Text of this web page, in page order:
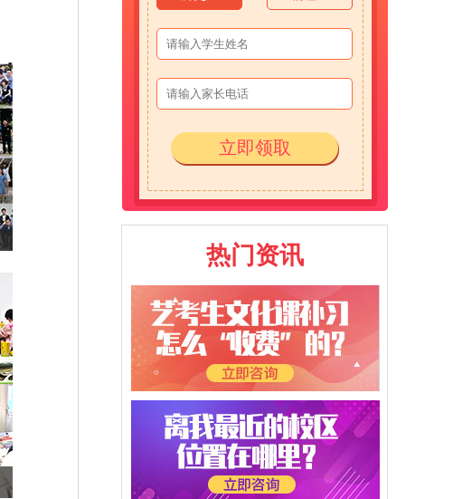
立即领取
热门资讯